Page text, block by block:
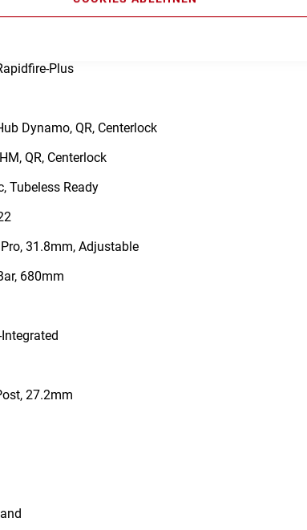
Plus
Dynamo, QR, Centerlock
QR, Centerlock
Tubeless Ready
31.8mm, Adjustable
680mm
27.2mm